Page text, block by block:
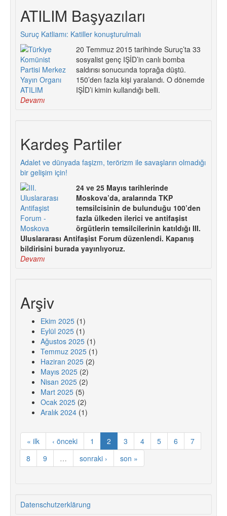
ATILIM Başyazıları
Suruç Katliamı: Katiller konuşturulmalı
20 Temmuz 2015 tarihinde Suruç’ta 33
sosyalist genç IŞİD’in canlı bomba
saldırısı sonucunda toprağa düştü.
150’den fazla kişi yaralandı. O dönemde
IŞİD’i kimin kullandığı belli.
Devamı
Kardeş Partiler
Adalet ve dünyada faşizm, terörizm ile savaşların olmadığı
bir gelişim için!
24 ve 25 Mayıs tarihlerinde
Moskova’da, aralarında TKP
temsilcisinin de bulunduğu 100’den
fazla ülkeden ilerici ve antifaşist
örgütlerin temsilcilerinin katıldığı III.
Uluslararası Antifaşist Forum düzenlendi. Kapanış
bildirisini burada yayınlıyoruz.
Devamı
Arşiv
Ekim 2025 (1)
Eylül 2025 (1)
Ağustos 2025 (1)
Temmuz 2025 (1)
Haziran 2025 (2)
Mayıs 2025 (2)
Nisan 2025 (2)
Mart 2025 (5)
Ocak 2025 (2)
Aralık 2024 (1)
« ilk ‹ önceki 1 2 3 4 5 6
7
8
9 … sonraki › son »
Datenschutzerklärung